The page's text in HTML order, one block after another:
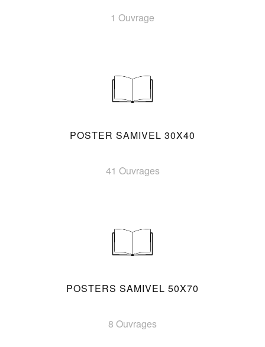
1 Ouvrage
POSTER SAMIVEL 30X40
41 Ouvrages
POSTERS SAMIVEL 50X70
8 Ouvrages